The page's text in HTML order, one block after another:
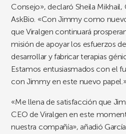
Consejo», declaró Sheila
AskBio. «Con Jimmy como
que Viralgen continuará
misión de apoyar los esfuerzos
desarrollar y fabricar terapias
Estamos entusiasmados con el
con Jimmy en este nuevo
«Me llena de satisfacción que
CEO de Viralgen en este
nuestra compañía», añadió